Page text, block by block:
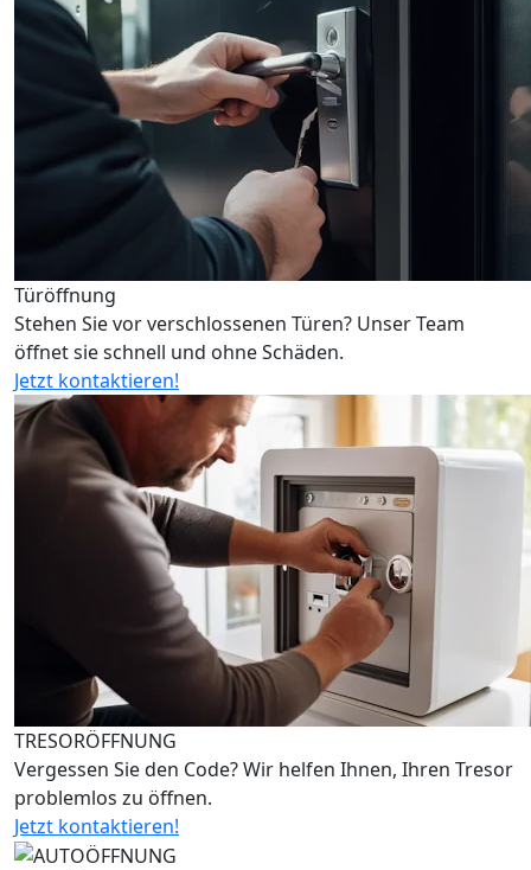
Türöffnung
Stehen Sie vor verschlossenen Türen? Unser Team
öffnet sie schnell und ohne Schäden.
Jetzt kontaktieren!
TRESORÖFFNUNG
Vergessen Sie den Code? Wir helfen Ihnen, Ihren Tresor
problemlos zu öffnen.
Jetzt kontaktieren!